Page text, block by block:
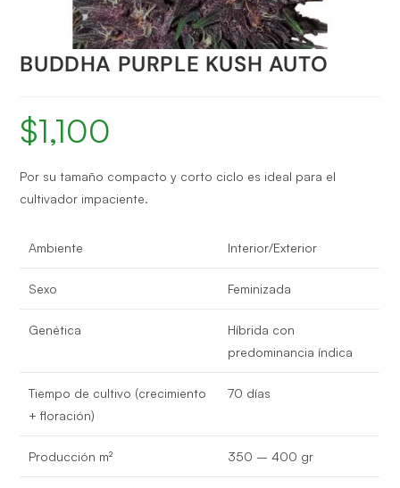
BUDDHA PURPLE KUSH AUTO
$1,100
Por su tamaño compacto y corto ciclo es ideal para el
cultivador impaciente.
Ambiente Interior/Exterior
Sexo Feminizada
Genética
Híbrida con
predominancia índica
Tiempo de cultivo (crecimiento
+ floración)
70 días
Producción m² 350 – 400 gr